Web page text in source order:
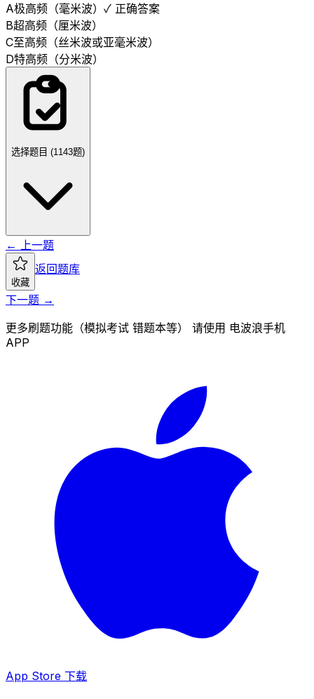
A极高频（毫米波） ✓ 正确答案
B超高频（厘米波）
C至高频（丝米波或亚毫米波）
D特高频（分米波）
选择题目 (1143题)
← 上一题
收藏
返回题库
下一题 →
更多刷题功能（模拟考试 错题本等） 请使用 电波浪手机
APP
App Store 下载